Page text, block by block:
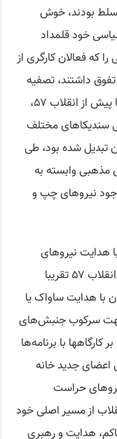
بودند، خوش
خود قلمداد
که فعالان کارگری از
داشتند، تصفیه
کنند. از جمله «خانه کارگر» که بنابر روایتها تا پیش از انقلاب ۵۷،
سندیکاهای مختلف
تبدیل شده بود، طی
مذهبی وابسته به
نیروهای چپ و
هدایت نیروهای
طرفدار حزب جمهوری اسلامی پس از وقوع انقلاب ۵۷ تقریبا
با هدایت ساواک یا
جهت سرکوب جنبش‌های
با برنامه‌ها
اعضای جدید خانه
حراست
از مسیر اصلی خود
هدایت و رهبری